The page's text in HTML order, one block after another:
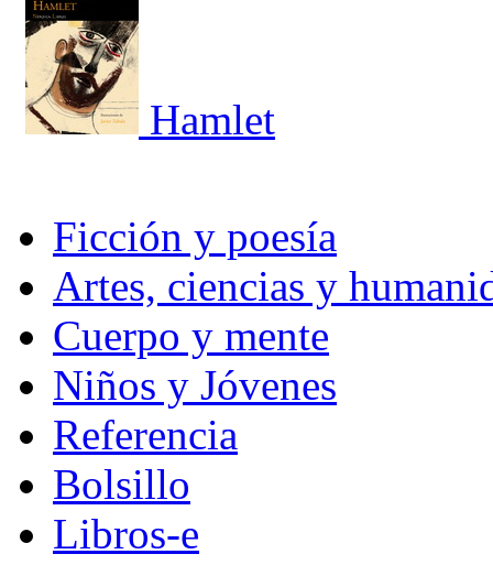
Hamlet
Ficción y poesía
Artes, ciencias y
Cuerpo y mente
Niños y Jóvenes
Referencia
Bolsillo
Libros-e